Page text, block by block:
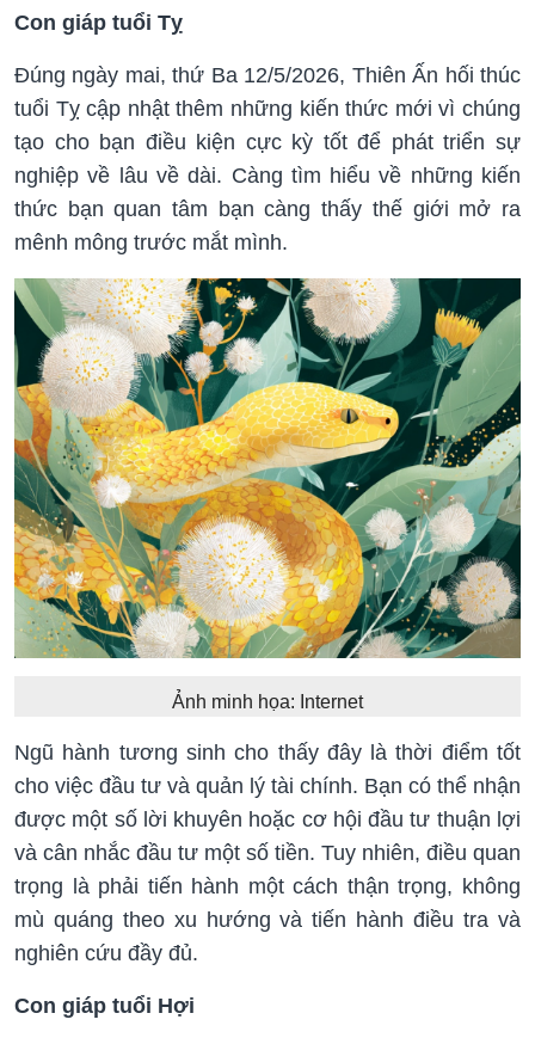
Con giáp tuổi Tỵ
Đúng ngày mai, thứ Ba 12/5/2026, Thiên Ấn hối thúc
tuổi Tỵ cập nhật thêm những kiến thức mới vì chúng
tạo cho bạn điều kiện cực kỳ tốt để phát triển sự
nghiệp về lâu về dài. Càng tìm hiểu về những kiến
thức bạn quan tâm bạn càng thấy thế giới mở ra
mênh mông trước mắt mình.
Ảnh minh họa: Internet
Ngũ hành tương sinh cho thấy đây là thời điểm tốt
cho việc đầu tư và quản lý tài chính. Bạn có thể nhận
được một số lời khuyên hoặc cơ hội đầu tư thuận lợi
và cân nhắc đầu tư một số tiền. Tuy nhiên, điều quan
trọng là phải tiến hành một cách thận trọng, không
mù quáng theo xu hướng và tiến hành điều tra và
nghiên cứu đầy đủ.
Con giáp tuổi Hợi